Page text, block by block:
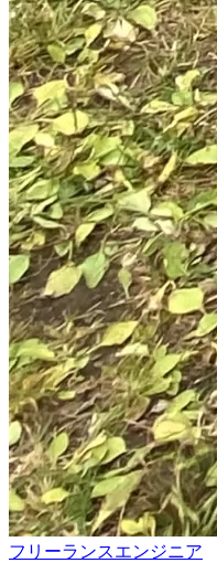
フリーランスエンジニア